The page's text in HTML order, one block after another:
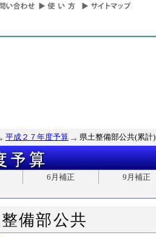
平成２７年度予算 県土整備部公共(累計)
6月補正 9月補正
備部公共